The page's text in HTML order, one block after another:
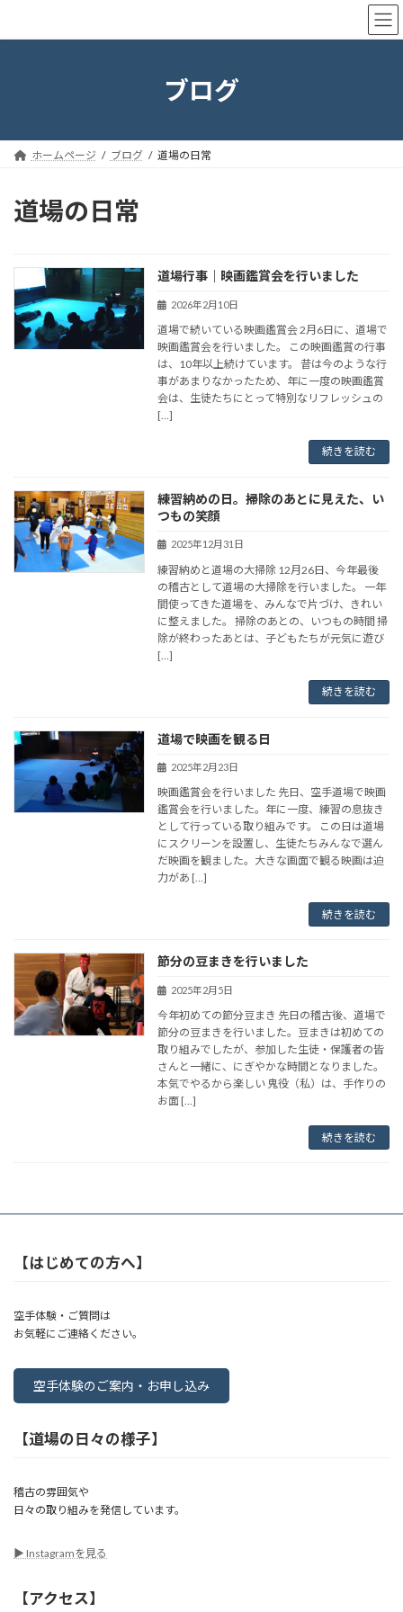
テ
ゲ
ブログ
ホームページ ブログ 道場の日常
道場の日常
道場行事｜映画鑑賞会を行いました
2026年2月10日
道場で続いている映画鑑賞会 2月6日に、道場で
映画鑑賞会を行いました。 この映画鑑賞の行事
は、10年以上続けています。 昔は今のような行
事があまりなかったため、年に一度の映画鑑賞
会は、生徒たちにとって特別なリフレッシュの
[…]
続きを読む
練習納めの日。掃除のあとに見えた、い
つもの笑顔
2025年12月31日
練習納めと道場の大掃除 12月26日、今年最後
の稽古として道場の大掃除を行いました。 一年
間使ってきた道場を、みんなで片づけ、きれい
に整えました。 掃除のあとの、いつもの時間 掃
除が終わったあとは、子どもたちが元気に遊び
[…]
続きを読む
道場で映画を観る日
2025年2月23日
映画鑑賞会を行いました 先日、空手道場で映画
鑑賞会を行いました。年に一度、練習の息抜き
として行っている取り組みです。 この日は道場
にスクリーンを設置し、生徒たちみんなで選ん
だ映画を観ました。大きな画面で観る映画は迫
力があ […]
続きを読む
節分の豆まきを行いました
2025年2月5日
今年初めての節分豆まき 先日の稽古後、道場で
節分の豆まきを行いました。豆まきは初めての
取り組みでしたが、参加した生徒・保護者の皆
さんと一緒に、にぎやかな時間となりました。
本気でやるから楽しい 鬼役（私）は、手作りの
お面 […]
続きを読む
【はじめての方へ】
空手体験・ご質問は
お気軽にご連絡ください。
空手体験のご案内・お申し込み
【道場の日々の様子】
稽古の雰囲気や
日々の取り組みを発信しています。
▶︎ Instagramを見る
【アクセス】